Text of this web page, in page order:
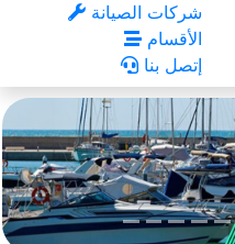
شركات الصيانة
الأقسام
إتصل بنا